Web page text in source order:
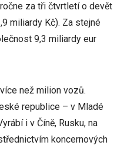
za tři čtvrtletí o devět
miliardy Kč). Za stejné
9,3 miliardy eur
než milion vozů.
republice – v Mladé
i v Číně, Rusku, na
koncernových